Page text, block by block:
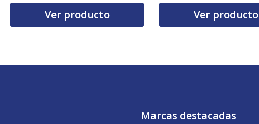
Ver producto Ver producto
Marcas destacadas